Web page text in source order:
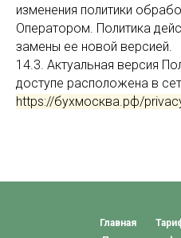
изменения политики
Оператором. Политика
замены ее новой версией.
14.3. Актуальная версия
доступе расположена в
https://бухмосква.рф/
Главная